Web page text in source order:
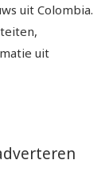
uit Colombia.
uit